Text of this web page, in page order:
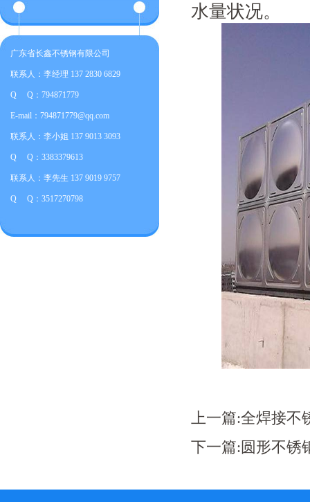
广东省长鑫不锈钢有限公司
联系人：李经理 137 2830 6829
Q Q：794871779
E-mail：794871779@qq.com
联系人：李小姐 137 9013 3093
Q Q：3383379613
联系人：李先生 137 9019 9757
Q Q：3517270798
水量状况。
上一篇:全焊接不
下一篇:圆形不锈